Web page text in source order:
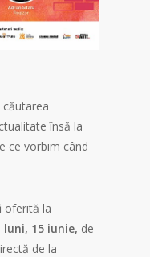
însă la
ce vorbim când
oferită la
luni, 15 iunie, de
de la